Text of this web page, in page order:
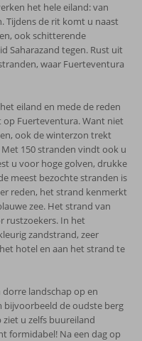
het hele eiland: van
Tijdens de rit komt u naast
ook schitterende
Saharazand tegen. Rust uit
waar Fuerteventura
eiland en mede de reden
Fuerteventura. Want niet
ook de winterzon trekt
150 stranden vindt ook u
u voor hoge golven, drukke
meest bezochte stranden is
reden, het strand kenmerkt
zee. Het strand van
rustzoekers. In het
zandstrand, zeer
hotel en aan het strand te
landschap op en
bijvoorbeeld de oudste berg
u zelfs buureiland
formidabel! Na een dag op